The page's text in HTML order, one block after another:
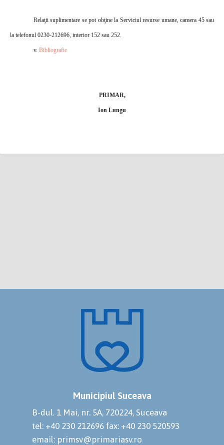
Relaţii suplimentare se pot obţine la Serviciul resurse umane, camera 45 sau
la telefonul 0230-212696, interior 152 sau 252.
v. Bibliografie
PRIMAR,
Ion Lungu
Municipiul Suceava
B-dul. 1 Mai, nr. 5A, 720224, Suceava
tel: +40 230 212696 fax: +40 230 520593
email: primsv@primariasv.ro